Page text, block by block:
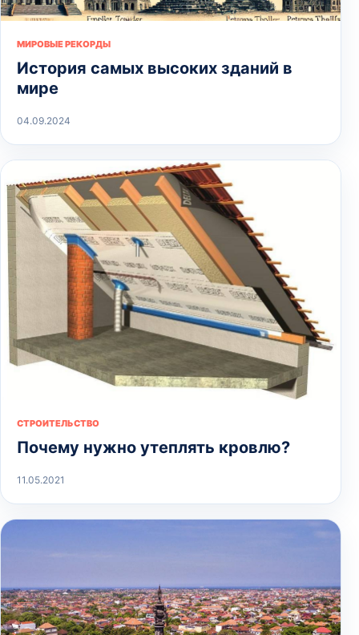
МИРОВЫЕ РЕКОРДЫ
История самых высоких зданий в
мире
04.09.2024
СТРОИТЕЛЬСТВО
Почему нужно утеплять кровлю?
11.05.2021